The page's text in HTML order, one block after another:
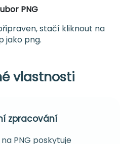
PNG
stačí kliknout na
jako png.
vlastnosti
zpracování
PNG poskytuje